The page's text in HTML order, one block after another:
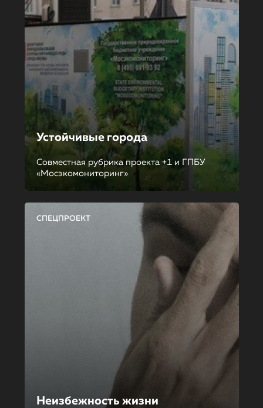
Устойчивые города
Совместная рубрика проекта +1 и ГПБУ
«Мосэкомониторинг»
СПЕЦПРОЕКТ
Неизбежность жизни